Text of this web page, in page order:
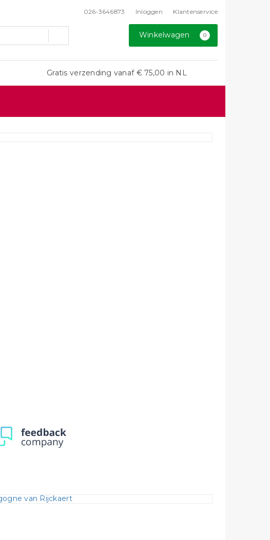
026-3646873 Inloggen Klantenservice
Winkelwagen 0
Gratis verzending vanaf € 75,00 in NL